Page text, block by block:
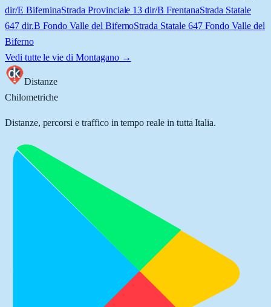
dir/E BiferninaStrada Provinciale 13 dir/B FrentanaStrada Statale
647 dir.B Fondo Valle del BifernoStrada Statale 647 Fondo Valle del
Biferno
Vedi tutte le vie di Montagano→
Distanze
Chilometriche
Distanze, percorsi e traffico in tempo reale in tutta Italia.